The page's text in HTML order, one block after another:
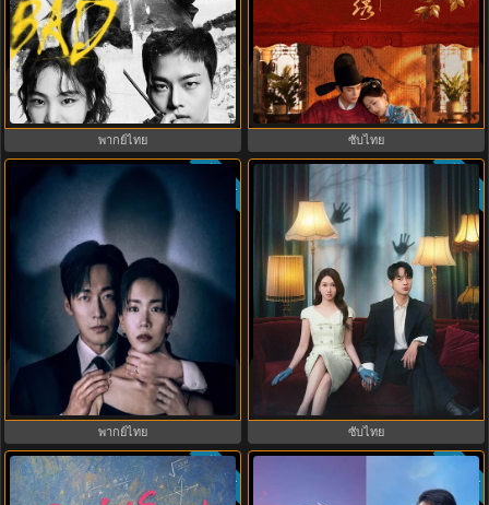
Bad and Crazy เลว ชั่ว บ้าระห่ำ
(2021) พากย์ไทย ซับไทย EP.1-12
พากย์ไทย
The Road to Splendor พราวพร่าง
บุปผาตระการ (2026) พากย์ไทย ซับ
ไทย EP.1-36
ซับไทย
The Husband (2026) คืนล่าก่อนหย่า
พากย์ไทย EP1-12 (จบ)
ซับไทย
พากย์ไทย
Spooky in Love (2026) สะดุดรักกุ๊ก
กุ๊กกู๋ พากย์ไทย ซับไทย EP1-12
ซับไทย
ซับไทย
9.0 ซับไทย ซับไทย